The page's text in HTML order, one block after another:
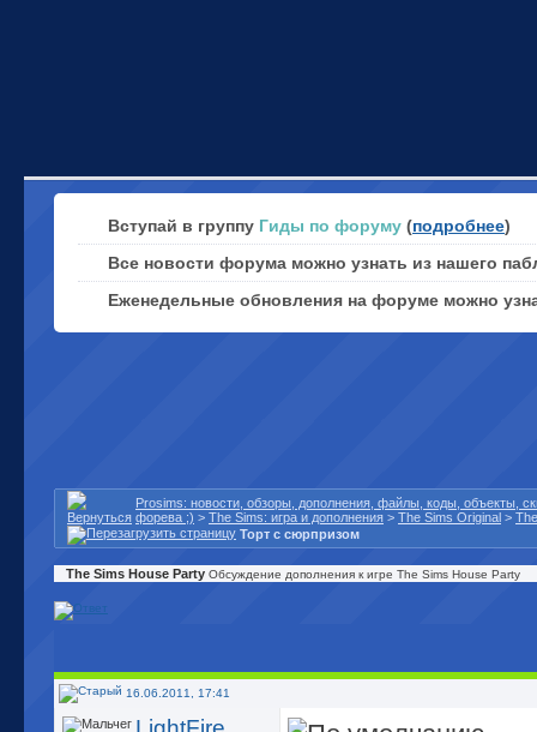
Вступай в группу Гиды по форуму (подробнее)
Все новости форума можно узнать из нашего
Еженедельные обновления на форуме можно
Prosims: новости, обзоры, дополнения, файлы, коды, объекты,
форева ;) > The Sims: игра и дополнения > The Sims Original >
Торт с сюрпризом
The Sims House Party Обсуждение дополнения к игре The Sims House Party
16.06.2011, 17:41